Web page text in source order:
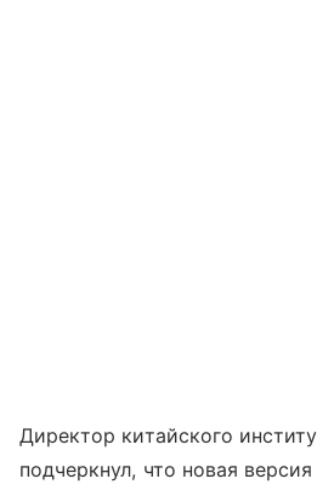
Директор китайского
подчеркнул, что новая